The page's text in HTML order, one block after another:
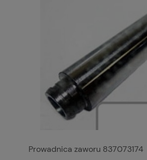
Prowadnica zaworu 837073174